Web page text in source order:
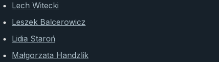
Lech Witecki
Leszek Balcerowicz
Lidia Staroń
Małgorzata Handzlik